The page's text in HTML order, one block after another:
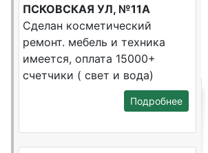
ПСКОВСКАЯ УЛ, №11А
Сделан косметический
ремонт. мебель и техника
имеется, оплата 15000+
счетчики ( свет и вода)
Подробнее